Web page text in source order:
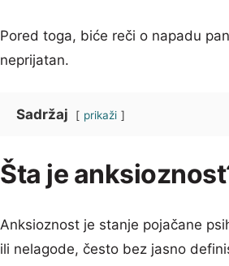
Pored toga, biće reči o napadu
neprijatan.
Sadržaj prikaži
Šta je
Anksioznost je stanje pojačane
ili nelagode, često bez jasno